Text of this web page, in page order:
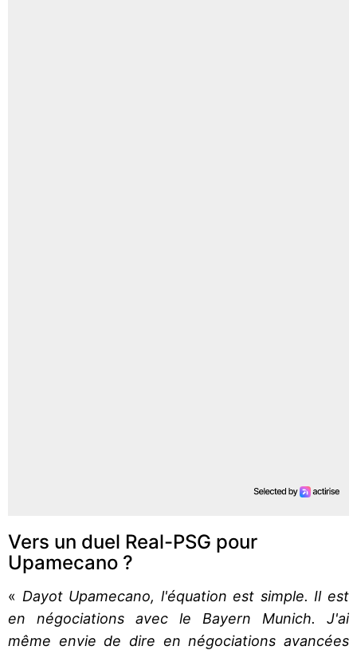
Vers un duel Real-PSG pour
Upamecano ?
« Dayot Upamecano, l'équation est simple. Il est
en négociations avec le Bayern Munich. J'ai
même envie de dire en négociations avancées